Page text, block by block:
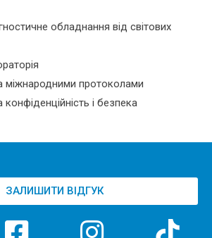
обладнання від світових
міжнародними протоколами
конфіденційність і безпека
ЗАЛИШИТИ ВІДГУК